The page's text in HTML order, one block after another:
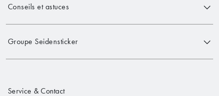
Conseils et astuces
Groupe Seidensticker
Service & Contact